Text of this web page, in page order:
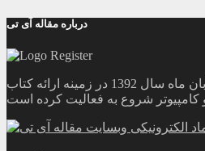
درباره مقاله آی تی
وبسایت مقاله آی تی از آبان ماه سال 1392 در زمینه ارائه کتاب